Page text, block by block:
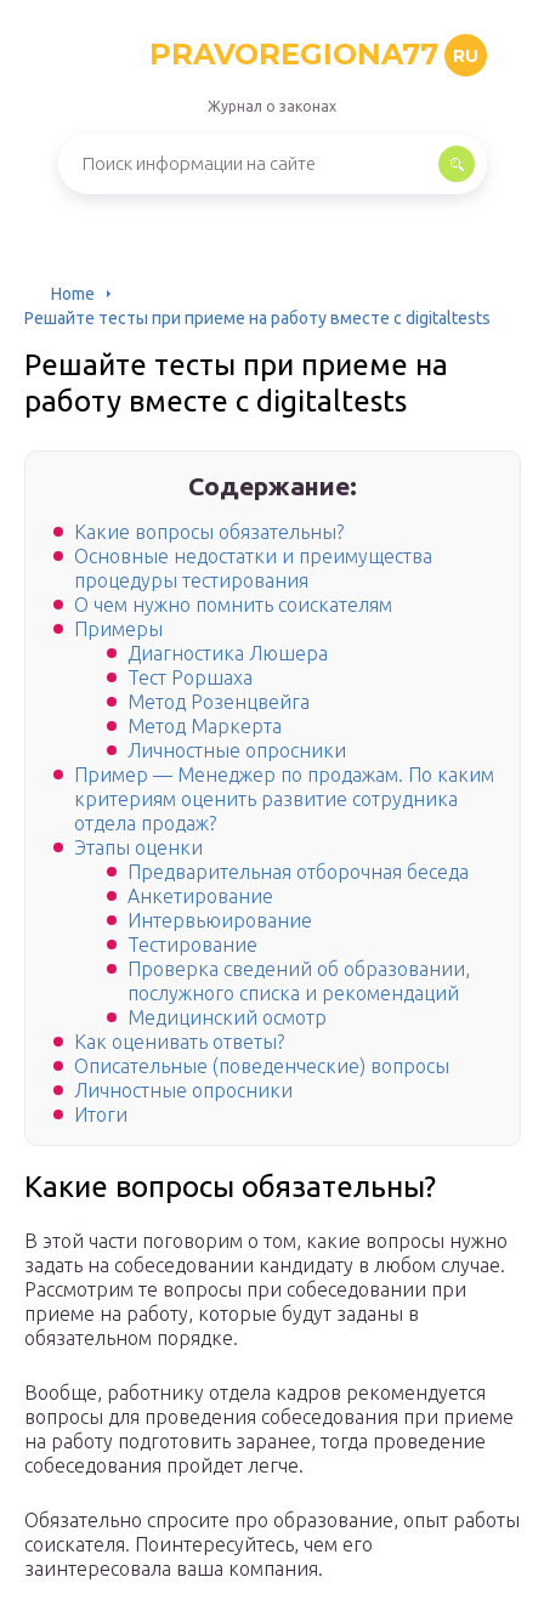
PRAVOREGIONA77 RU
Журнал о законах
Home
Решайте тесты при приеме на работу вместе с digitaltests
Решайте тесты при приеме на
работу вместе с digitaltests
Содержание:
Какие вопросы обязательны?
Основные недостатки и преимущества
процедуры тестирования
О чем нужно помнить соискателям
Примеры
Диагностика Люшера
Тест Роршаха
Метод Розенцвейга
Метод Маркерта
Личностные опросники
Пример — Менеджер по продажам. По каким
критериям оценить развитие сотрудника
отдела продаж?
Этапы оценки
Предварительная отборочная беседа
Анкетирование
Интервьюирование
Тестирование
Проверка сведений об образовании,
послужного списка и рекомендаций
Медицинский осмотр
Как оценивать ответы?
Описательные (поведенческие) вопросы
Личностные опросники
Итоги
Какие вопросы обязательны?
В этой части поговорим о том, какие вопросы нужно
задать на собеседовании кандидату в любом случае.
Рассмотрим те вопросы при собеседовании при
приеме на работу, которые будут заданы в
обязательном порядке.
Вообще, работнику отдела кадров рекомендуется
вопросы для проведения собеседования при приеме
на работу подготовить заранее, тогда проведение
собеседования пройдет легче.
Обязательно спросите про образование, опыт работы
соискателя. Поинтересуйтесь, чем его
заинтересовала ваша компания.